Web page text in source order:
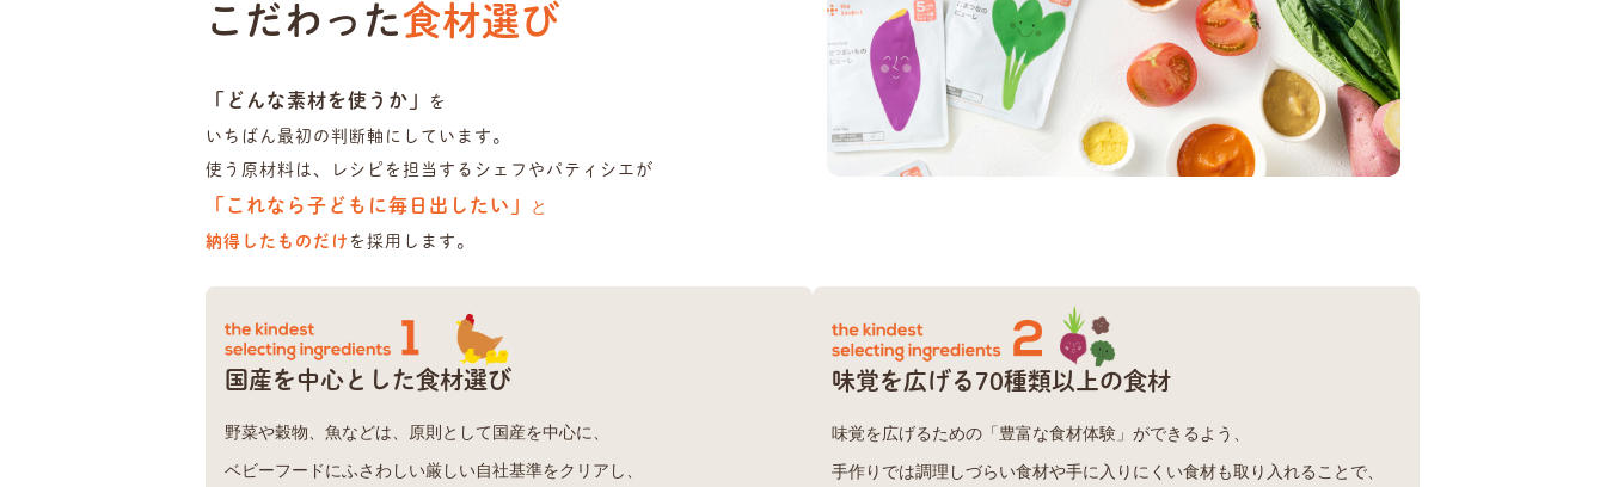
こだわった食材選び
「どんな素材を使うか」 を
いちばん最初の判断軸にしています。
使う原材料は、レシピを担当する シェフやパティシエが
「これなら子どもに毎日出したい」 と
納得したものだけ を採用します。
国産を中心とした食材選び
野菜や穀物、魚などは、原則として国産を中心に、
ベビーフードにふさわしい厳しい自社基準をクリアし、
味覚を広げる70種類以上の食材
味覚を広げるための「豊富な食材体験」ができるよう、
手作りでは調理しづらい食材や手に入りにくい食材も取り入れることで、